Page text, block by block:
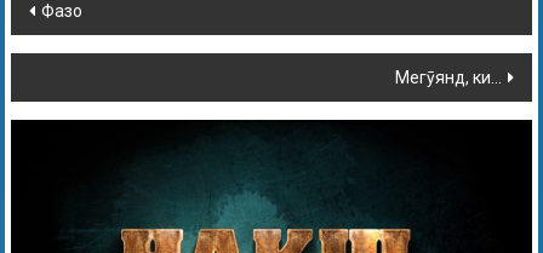
Фазо
Мегӯянд, ки…